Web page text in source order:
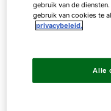
Speciaal voor de
WOLF compact
Geheel passend
de WOLF BMK
individuele
eenvoudige
Hallo!
Hoe kunnen wij u
gebruik van de
gebruik van cookies te
privacybeleid.
Alle